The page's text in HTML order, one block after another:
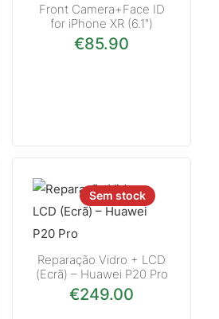
Front Camera+Face ID
for iPhone XR (6.1″)
€85.90
era: €149.00.
atual é: €139.00.
Sem stock
Reparação Vidro + LCD
(Ecrã) – Huawei P20 Pro
€249.00